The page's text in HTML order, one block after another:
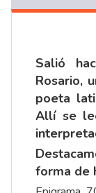
Salió
Rosario,
poeta
Allí se
forma de